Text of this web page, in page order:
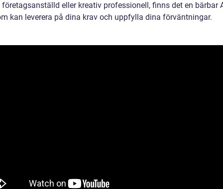
företagsanställd eller kreativ professionell, finns det en bärbar
kan leverera på dina krav och uppfylla dina förväntningar.